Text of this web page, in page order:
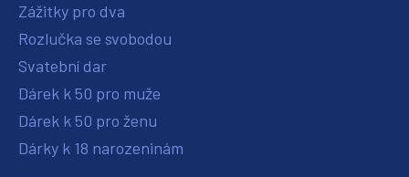
Zážitky pro dva
Rozlučka se svobodou
Svatební dar
Dárek k 50 pro muže
Dárek k 50 pro ženu
Dárky k 18 narozeninám